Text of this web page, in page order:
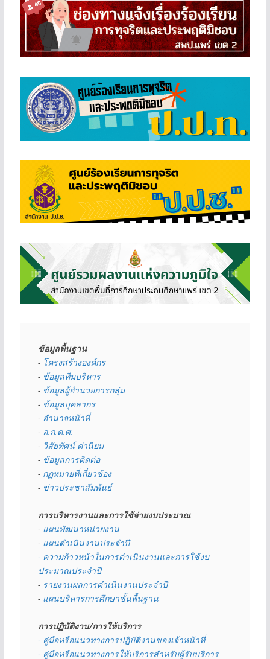
ข้อมูลพื้นฐาน
- โครงสร้างองค์กร
- ข้อมูลทีมบริหาร
- ข้อมูลผู้อำนวยการกลุ่ม
- ข้อมูลบุคลากร
- อำนาจหน้าที่
- อ.ก.ค.ศ.
- วิสัยทัศน์ ค่านิยม
- ข้อมูลการติดต่อ
- กฏหมายที่เกี่ยวข้อง
- ข่าวประชาสัมพันธ์
การบริหารงานและการใช้จ่ายงบประมาณ
- แผนพัฒนาหน่วยงาน
- แผนดำเนินงานประจำปี
- ความก้าวหน้าในการดำเนินงานและการใช้งบ
ประมาณประจำปี
- รายงานผลการดำเนินงานประจำปี
- แผนบริหารการศึกษาขั้นพื้นฐาน
การปฏิบัติงาน/การให้บริการ
- คู่มือหรือแนวทางการปฏิบัติงานของเจ้าหน้าที่
- คู่มือหรือแนวทางการให้บริการสำหรับผู้รับบริการ